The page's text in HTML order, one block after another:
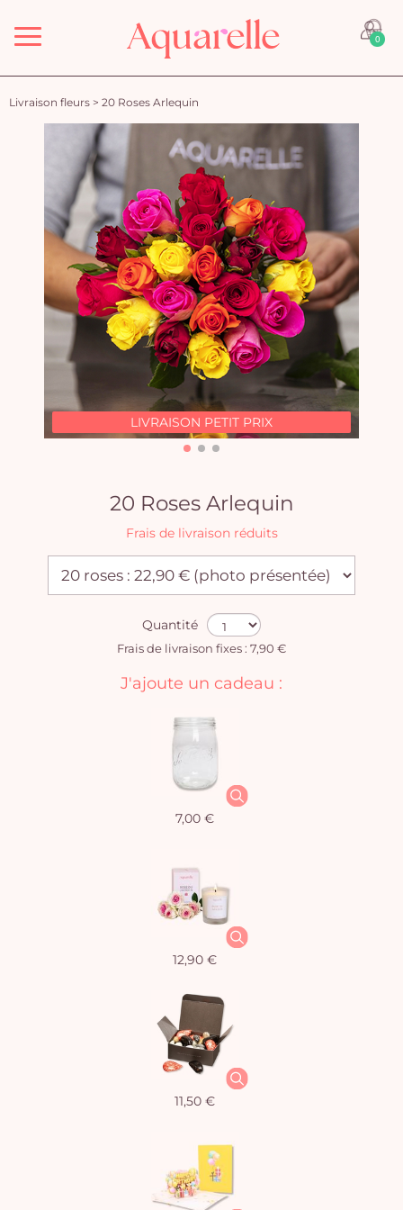
Menu 0
Livraison fleurs > 20 Roses Arlequin
LIVRAISON PETIT PRIX
20 Roses Arlequin
Frais de livraison réduits
Quantité
Frais de livraison fixes : 7,90 €
J'ajoute un cadeau :
7,00 €
12,90 €
11,50 €